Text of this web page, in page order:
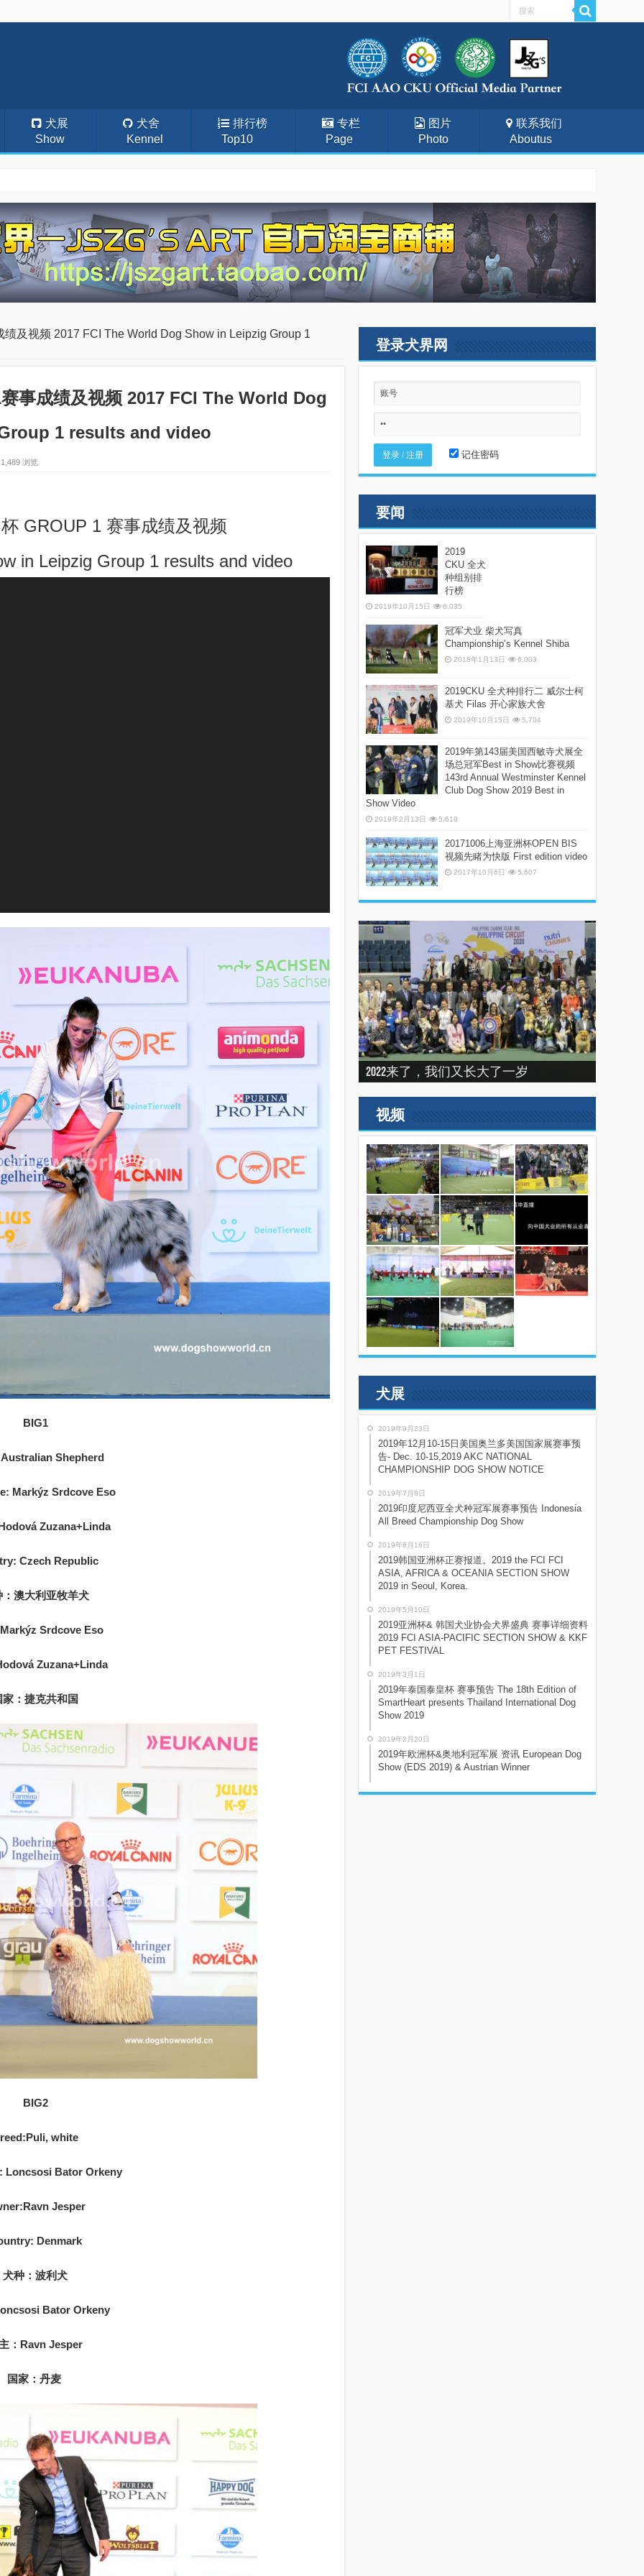
犬展
Show
犬舍
Kennel
排行榜
Top10
专栏
Page
图片
Photo
联系我们
Aboutus
及视频 2017 FCI The World Dog Show in Leipzig Group 1
事成绩及视频 2017 FCI The World Dog
1 results and video
1,489 浏览
GROUP 1 赛事成绩及视频
in Leipzig Group 1 results and video
BIG1
Shepherd
Markýz Srdcove Eso
Zuzana+Linda
Czech Republic
：澳大利亚牧羊犬
Srdcove Eso
Zuzana+Linda
家：捷克共和国
BIG2
white
Loncsosi Bator Orkeny
Jesper
Denmark
犬种：波利犬
Bator Orkeny
：Ravn Jesper
国家：丹麦
登录犬界网
记住密码
要闻
2019
CKU 全犬
种组别排
行榜
2019年10月15日 6,035
冠军犬业 柴犬写真
Championship’s Kennel Shiba
2018年1月13日 6,003
2019CKU 全犬种排行二 威尔士柯
基犬 Filas 开心家族犬舍
2019年10月15日 5,704
2019年第143届美国西敏寺犬展全
场总冠军Best in Show比赛视频
143rd Annual Westminster Kennel
Club Dog Show 2019 Best in
Show Video
2019年2月13日 5,618
20171006上海亚洲杯OPEN BIS
视频先睹为快版 First edition video
2017年10月6日 5,607
2022来了，我们又长大了一岁
建设专栏-2020年的冬天，俺们东北那场
比赛
“震”撼之旅——2019印尼犬展之行
（INDONEISA WINNER SHOW 2019）
建设专栏-2019刚过一半，但是好像已经
结束了。
2019美国143届西敏寺犬展随笔（三）
视频
犬展
2019年9月23日
2019年12月10-15日美国奥兰多美国国家展赛事预
告- Dec. 10-15,2019 AKC NATIONAL
CHAMPIONSHIP DOG SHOW NOTICE
2019年7月8日
2019印度尼西亚全犬种冠军展赛事预告 Indonesia
All Breed Championship Dog Show
2019年6月16日
2019韩国亚洲杯正赛报道。2019 the FCI FCI
ASIA, AFRICA & OCEANIA SECTION SHOW
2019 in Seoul, Korea.
2019年5月10日
2019亚洲杯& 韩国犬业协会犬界盛典 赛事详细资料
2019 FCI ASIA-PACIFIC SECTION SHOW & KKF
PET FESTIVAL
2019年3月1日
2019年泰国泰皇杯 赛事预告 The 18th Edition of
SmartHeart presents Thailand International Dog
Show 2019
2019年2月20日
2019年欧洲杯&奥地利冠军展 资讯 European Dog
Show (EDS 2019) & Austrian Winner